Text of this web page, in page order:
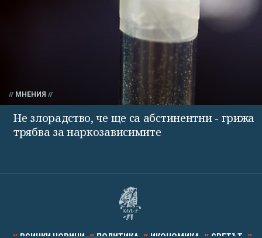
МНЕНИЯ
Не злорадство, че ще са абстинентни - грижа
трябва за наркозависимите